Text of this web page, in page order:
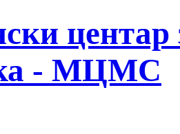
центар
- МЦМС